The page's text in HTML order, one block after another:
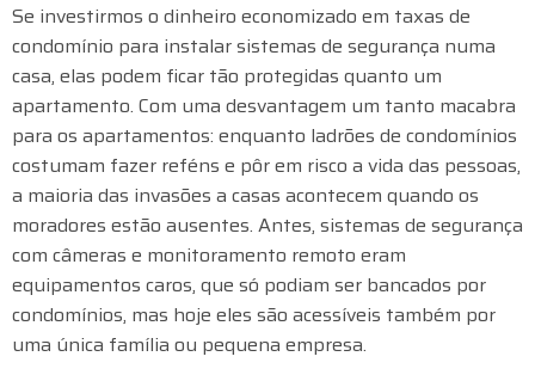
Se investirmos o dinheiro economizado em taxas de
condomínio para instalar sistemas de segurança numa
casa, elas podem ficar tão protegidas quanto um
apartamento. Com uma desvantagem um tanto macabra
para os apartamentos: enquanto ladrões de condomínios
costumam fazer reféns e pôr em risco a vida das pessoas,
a maioria das invasões a casas acontecem quando os
moradores estão ausentes. Antes, sistemas de segurança
com câmeras e monitoramento remoto eram
equipamentos caros, que só podiam ser bancados por
condomínios, mas hoje eles são acessíveis também por
uma única família ou pequena empresa.